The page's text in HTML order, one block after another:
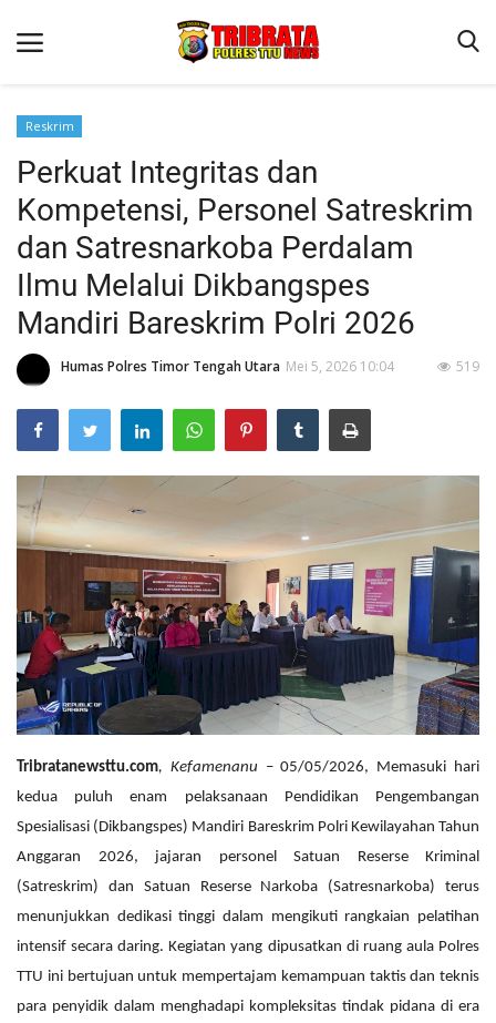
Beranda
Terms & Conditions
Reskrim
Binkam
Lantas
OPINI
Reskrim
Perkuat Integritas dan
Kompetensi, Personel Satreskrim
dan Satresnarkoba Perdalam
Ilmu Melalui Dikbangspes
Mandiri Bareskrim Polri 2026
Humas Polres Timor Tengah Utara Mei 5, 2026 10:04 519
Tribratanewsttu.com, Kefamenanu – 05/05/2026, Memasuki hari
kedua puluh enam pelaksanaan Pendidikan Pengembangan
Spesialisasi (Dikbangspes) Mandiri Bareskrim Polri Kewilayahan Tahun
Anggaran 2026, jajaran personel Satuan Reserse Kriminal
(Satreskrim) dan Satuan Reserse Narkoba (Satresnarkoba) terus
menunjukkan dedikasi tinggi dalam mengikuti rangkaian pelatihan
intensif secara daring. Kegiatan yang dipusatkan di ruang aula Polres
TTU ini bertujuan untuk mempertajam kemampuan taktis dan teknis
para penyidik dalam menghadapi kompleksitas tindak pidana di era